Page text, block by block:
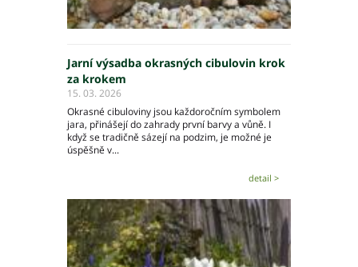
Jarní výsadba okrasných cibulovin krok
za krokem
15. 03. 2026
Okrasné cibuloviny jsou každoročním symbolem
jara, přinášejí do zahrady první barvy a vůně. I
když se tradičně sázejí na podzim, je možné je
úspěšně v...
detail >